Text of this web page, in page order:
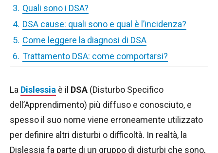
3. Quali sono i DSA?
4. DSA cause: quali sono e qual è l’incidenza?
5. Come leggere la diagnosi di DSA
6. Trattamento DSA: come comportarsi?
La Dislessia è il DSA (Disturbo Specifico
dell’Apprendimento) più diffuso e conosciuto, e
spesso il suo nome viene erroneamente utilizzato
per definire altri disturbi o difficoltà. In realtà, la
Dislessia fa parte di un gruppo di disturbi che sono,